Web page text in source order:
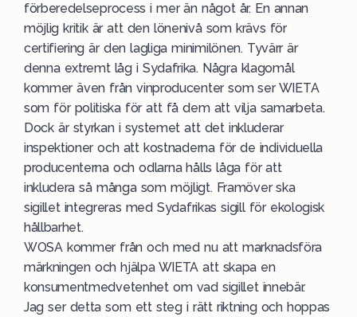
förberedelseprocess i mer än något år. En annan
möjlig kritik är att den lönenivå som krävs för
certifiering är den lagliga minimilönen. Tyvärr är
denna extremt låg i Sydafrika. Några klagomål
kommer även från vinproducenter som ser WIETA
som för politiska för att få dem att vilja samarbeta.
Dock är styrkan i systemet att det inkluderar
inspektioner och att kostnaderna för de individuella
producenterna och odlarna hålls låga för att
inkludera så många som möjligt. Framöver ska
sigillet integreras med Sydafrikas sigill för ekologisk
hållbarhet.
WOSA kommer från och med nu att marknadsföra
märkningen och hjälpa WIETA att skapa en
konsumentmedvetenhet om vad sigillet innebär.
Jag ser detta som ett steg i rätt riktning och hoppas